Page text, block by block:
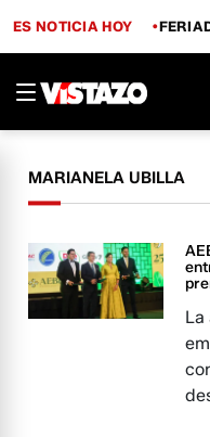
ES NOTICIA HOY
MARIANELA UBILLA
La